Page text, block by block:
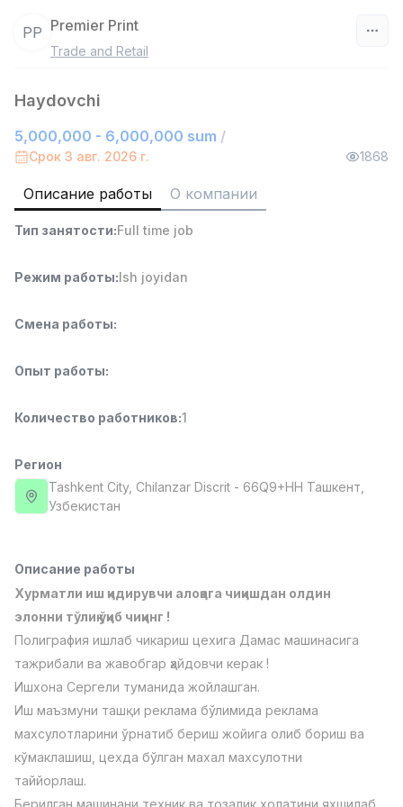
Продавец-консультант
MONDO BEST
Full time job
Ish joyidan
7,000,000 - 15,000,000 sum
Оператор колл-центра
3,000,000 - 8,000,000 sum
Full time job
Ish joyidan
Повар фастфуда
2,600,000 - 5,000,000 sum/
LES AILES
Фармацевт
3,000,000 - 10,000,000 sum/
Full time job
Ish joyidan
Договорная
LION_ESTATE
Full time job
Ish joyidan
Преподаватель IELTS
3,000,000 - 10,000,000 sum/
PP Premier Print
Trade and Retail
Haydovchi
5,000,000 - 6,000,000 sum /
Срок 3 авг. 2026 г. 1868
Описание работы О компании
Тип занятости:Full time job
Режим работы:Ish joyidan
Смена работы:
Опыт работы:
Количество работников:1
Регион
Tashkent City, Chilanzar Discrit - 66Q9+HH Ташкент,
Узбекистан
Описание работы
Хурматли иш қидирувчи алоқага чиқишдан олдин
элонни тўлиқ ўқиб чиқинг !
Полиграфия ишлаб чикариш цехига Дамас машинасига
тажрибали ва жавобгар ҳайдовчи керак !
Ишхона Сергели туманида жойлашган.
Иш маъзмуни ташқи реклама бўлимида реклама
махсулотларини ўрнатиб бериш жойига олиб бориш ва
кўмаклашиш, цехда бўлган махал махсулотни
таййорлаш.
Берилган машинани техник ва тозалик холатини яхшилаб
Вакансии